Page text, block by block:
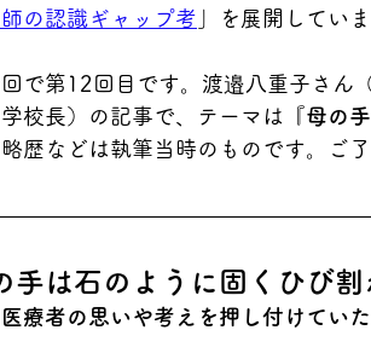
師の認識ギャップ考 」を展開していま
で第12回目です。 渡邉八重子さん
校長）
の記事で、テーマは『母の
略歴などは執筆当時のものです。ご
手は石のように固くひび
療者の思いや考えを押し付けてい